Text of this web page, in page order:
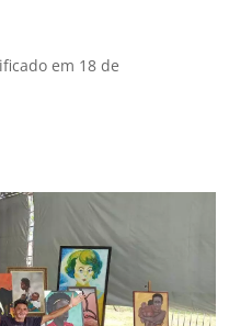
em 18 de